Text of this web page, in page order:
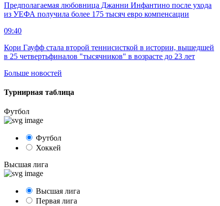
Предполагаемая любовница Джанни Инфантино после ухода
из УЕФА получила более 175 тысяч евро компенсации
09:40
Кори Гауфф стала второй теннисисткой в истории, вышедшей
в 25 четвертьфиналов "тысячников" в возрасте до 23 лет
Больше новостей
Турнирная таблица
Футбол
Футбол
Хоккей
Высшая лига
Высшая лига
Первая лига